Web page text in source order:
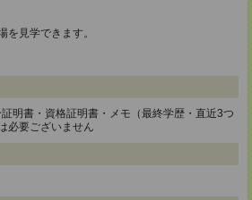
見学できます。
明書・資格証明書・メモ（最終学歴・直近3つ
要ございません